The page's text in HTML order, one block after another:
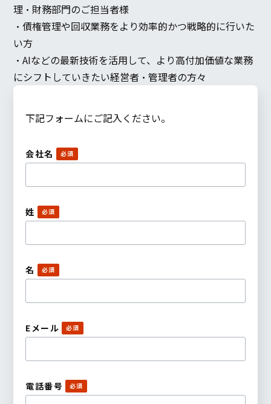
理・財務部門のご担当者様
・債権管理や回収業務をより効率的かつ戦略的に行いた
い方
・AIなどの最新技術を活用して、より高付加価値な業務
にシフトしていきたい経営者・管理者の方々
下記フォームにご記入ください。
会社名
姓
名
Eメール
電話番号